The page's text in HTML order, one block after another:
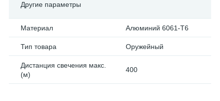
Другие параметры
Материал Алюминий 6061-T6
Тип товара Оружейный
Дистанция свечения макс.
(м)
400